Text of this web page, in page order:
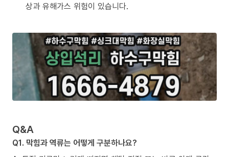
상과 유해가스 위험이 있습니다.
Q&A
Q1. 막힘과 역류는 어떻게 구분하나요?